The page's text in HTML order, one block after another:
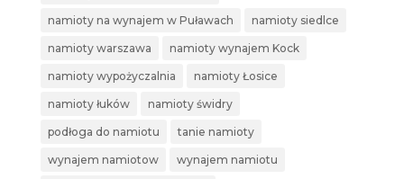
namioty na wynajem w Puławach namioty siedlce
namioty warszawa namioty wynajem Kock
namioty wypożyczalnia namioty Łosice
namioty łuków namioty świdry
podłoga do namiotu tanie namioty
wynajem namiotow wynajem namiotu